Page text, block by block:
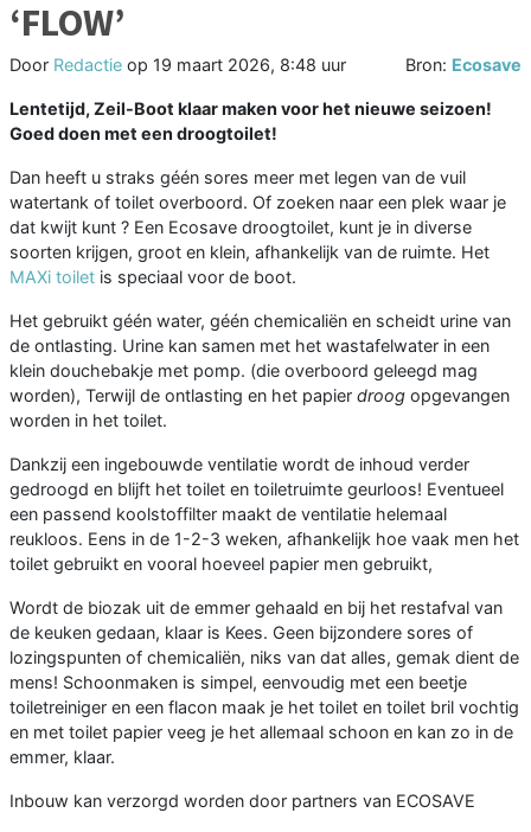
‘FLOW’
Door Redactie op 19 maart 2026, 8:48 uur Bron: Ecosave
Lentetijd, Zeil-Boot klaar maken voor het nieuwe seizoen!
Goed doen met een droogtoilet!
Dan heeft u straks géén sores meer met legen van de vuil
watertank of toilet overboord. Of zoeken naar een plek waar je
dat kwijt kunt ? Een Ecosave droogtoilet, kunt je in diverse
soorten krijgen, groot en klein, afhankelijk van de ruimte. Het
MAXi toilet is speciaal voor de boot.
Het gebruikt géén water, géén chemicaliën en scheidt urine van
de ontlasting. Urine kan samen met het wastafelwater in een
klein douchebakje met pomp. (die overboord geleegd mag
worden), Terwijl de ontlasting en het papier droog opgevangen
worden in het toilet.
Dankzij een ingebouwde ventilatie wordt de inhoud verder
gedroogd en blijft het toilet en toiletruimte geurloos! Eventueel
een passend koolstoffilter maakt de ventilatie helemaal
reukloos. Eens in de 1-2-3 weken, afhankelijk hoe vaak men het
toilet gebruikt en vooral hoeveel papier men gebruikt,
Wordt de biozak uit de emmer gehaald en bij het restafval van
de keuken gedaan, klaar is Kees. Geen bijzondere sores of
lozingspunten of chemicaliën, niks van dat alles, gemak dient de
mens! Schoonmaken is simpel, eenvoudig met een beetje
toiletreiniger en een flacon maak je het toilet en toilet bril vochtig
en met toilet papier veeg je het allemaal schoon en kan zo in de
emmer, klaar.
Inbouw kan verzorgd worden door partners van ECOSAVE